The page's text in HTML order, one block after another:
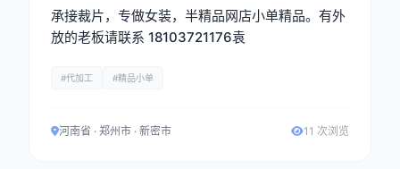
承接裁片，专做女装，半精品网店小单精品。有外
放的老板请联系 18103721176袁
#代加工 #精品小单
河南省 · 郑州市 · 新密市 11 次浏览